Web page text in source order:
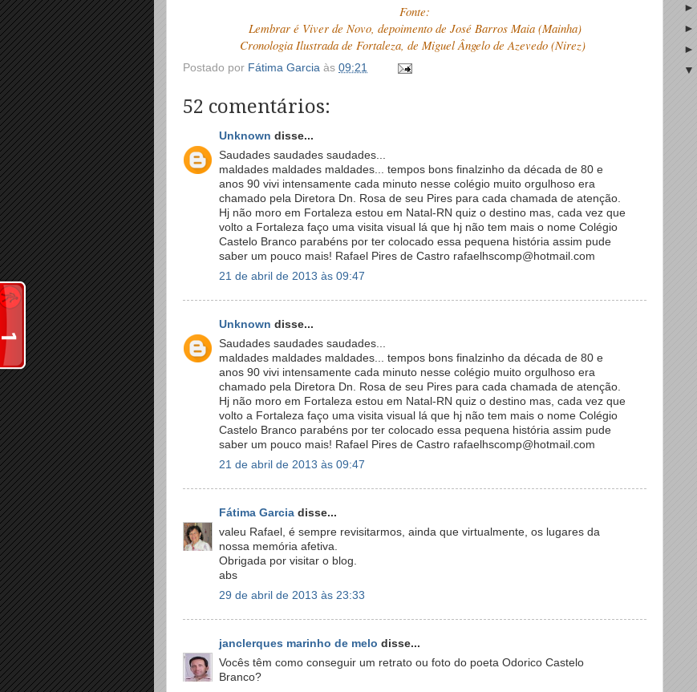
Fonte:
Lembrar é Viver de Novo, depoimento de José Barros Maia (Mainha)
Cronologia Ilustrada de Fortaleza, de Miguel Ângelo de Azevedo (Nirez)
Postado por Fátima Garcia às 09:21
52 comentários:
Unknown disse...
Saudades saudades saudades...
maldades maldades maldades... tempos bons finalzinho da década de 80 e
anos 90 vivi intensamente cada minuto nesse colégio muito orgulhoso era
chamado pela Diretora Dn. Rosa de seu Pires para cada chamada de atenção.
Hj não moro em Fortaleza estou em Natal-RN quiz o destino mas, cada vez que
volto a Fortaleza faço uma visita visual lá que hj não tem mais o nome Colégio
Castelo Branco parabéns por ter colocado essa pequena história assim pude
saber um pouco mais! Rafael Pires de Castro rafaelhscomp@hotmail.com
21 de abril de 2013 às 09:47
Unknown disse...
Saudades saudades saudades...
maldades maldades maldades... tempos bons finalzinho da década de 80 e
anos 90 vivi intensamente cada minuto nesse colégio muito orgulhoso era
chamado pela Diretora Dn. Rosa de seu Pires para cada chamada de atenção.
Hj não moro em Fortaleza estou em Natal-RN quiz o destino mas, cada vez que
volto a Fortaleza faço uma visita visual lá que hj não tem mais o nome Colégio
Castelo Branco parabéns por ter colocado essa pequena história assim pude
saber um pouco mais! Rafael Pires de Castro rafaelhscomp@hotmail.com
21 de abril de 2013 às 09:47
Fátima Garcia disse...
valeu Rafael, é sempre revisitarmos, ainda que virtualmente, os lugares da
nossa memória afetiva.
Obrigada por visitar o blog.
abs
29 de abril de 2013 às 23:33
janclerques marinho de melo disse...
Vocês têm como conseguir um retrato ou foto do poeta Odorico Castelo
Branco?
►
►
►
▼